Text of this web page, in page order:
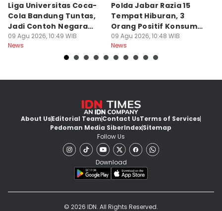
Liga Universitas Coca-
Cola Bandung Tuntas,
Jadi Contoh Negara
Lain
09 Agu 2026, 10:49 WIB
News
Polda Jabar Razia 15
Tempat Hiburan, 3
Orang Positif Konsumsi
Narkoba
09 Agu 2026, 10:48 WIB
News
About UsEditorial TeamContact UsTerms of Services
Pedoman Media SiberIndexSitemap
Follow Us
Download
© 2026 IDN. All Rights Reserved.